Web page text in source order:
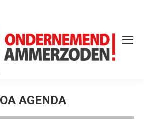
OA AGENDA